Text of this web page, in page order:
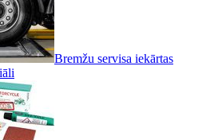
Bremžu servisa iekārtas